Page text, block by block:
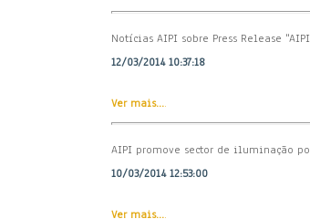
Notícias AIPI sobre Press Release
12/03/2014 10:37:18
Ver mais....
AIPI promove sector de iluminação
10/03/2014 12:53:00
Ver mais....